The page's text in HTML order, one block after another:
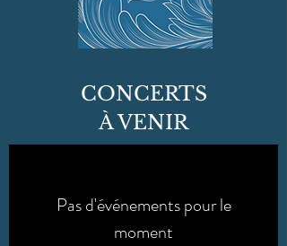
CONCERTS
À VENIR
Pas d'événements pour le
moment